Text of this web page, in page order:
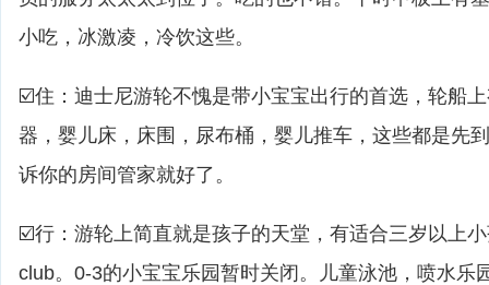
小吃，冰激凌，冷饮这些。
☑️住：迪士尼游轮不愧是带小宝宝出行的首选，轮船
器，婴儿床，床围，尿布桶，婴儿推车，这些都是先
诉你的房间管家就好了。
☑️行：游轮上简直就是孩子的天堂，有适合三岁以上
club。0-3的小宝宝乐园暂时关闭。儿童泳池，喷水乐